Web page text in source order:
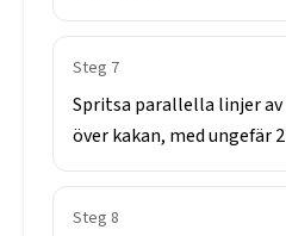
Steg 7
Spritsa parallella linjerav
överkakan, medungefär2
Steg 8